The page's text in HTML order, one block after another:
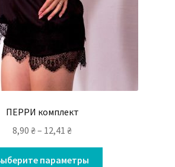
ПЕРРИ комплект
8,90 ₴– 12,41 ₴
параметры